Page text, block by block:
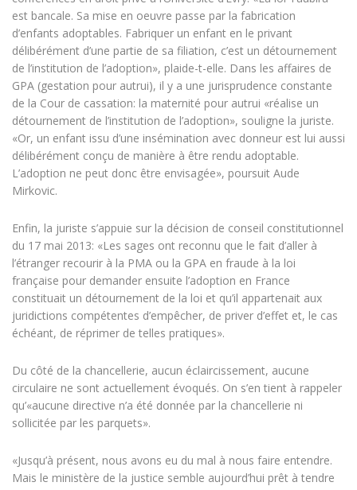
est bancale. Sa mise en oeuvre passe par la fabrication
d’enfants adoptables. Fabriquer un enfant en le privant
délibérément d’une partie de sa filiation, c’est un détournement
de l’institution de l’adoption», plaide-t-elle. Dans les affaires de
GPA (gestation pour autrui), il y a une jurisprudence constante
de la Cour de cassation: la maternité pour autrui «réalise un
détournement de l’institution de l’adoption», souligne la juriste.
«Or, un enfant issu d’une insémination avec donneur est lui aussi
délibérément conçu de manière à être rendu adoptable.
L’adoption ne peut donc être envisagée», poursuit Aude
Mirkovic.
Enfin, la juriste s’appuie sur la décision de conseil constitutionnel
du 17 mai 2013: «Les sages ont reconnu que le fait d’aller à
l’étranger recourir à la PMA ou la GPA en fraude à la loi
française pour demander ensuite l’adoption en France
constituait un détournement de la loi et qu’il appartenait aux
juridictions compétentes d’empêcher, de priver d’effet et, le cas
échéant, de réprimer de telles pratiques».
Du côté de la chancellerie, aucun éclaircissement, aucune
circulaire ne sont actuellement évoqués. On s’en tient à rappeler
qu’«aucune directive n’a été donnée par la chancellerie ni
sollicitée par les parquets».
«Jusqu’à présent, nous avons eu du mal à nous faire entendre.
Mais le ministère de la justice semble aujourd’hui prêt à tendre